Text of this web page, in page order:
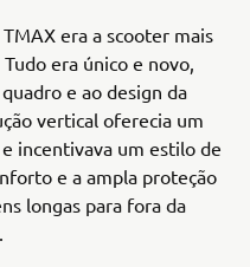
era a scooter mais
era único e novo,
e ao design da
vertical oferecia um
incentivava um estilo de
e a ampla proteção
longas para fora da